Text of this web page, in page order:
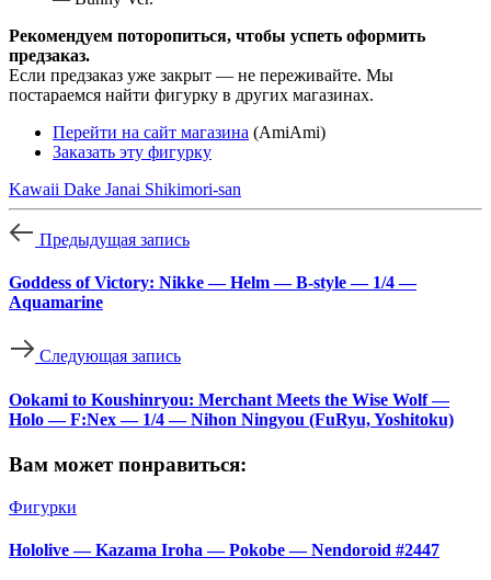
Рекомендуем поторопиться, чтобы успеть оформить
предзаказ.
Если предзаказ уже закрыт — не переживайте. Мы
постараемся найти фигурку в других магазинах.
Перейти на сайт магазина (AmiAmi)
Заказать эту фигурку
Kawaii Dake Janai Shikimori-san
Предыдущая запись
Goddess of Victory: Nikke — Helm — B-style — 1/4 —
Aquamarine
Следующая запись
Ookami to Koushinryou: Merchant Meets the Wise Wolf —
Holo — F:Nex — 1/4 — Nihon Ningyou (FuRyu, Yoshitoku)
Вам может понравиться:
Фигурки
Hololive — Kazama Iroha — Pokobe — Nendoroid #2447